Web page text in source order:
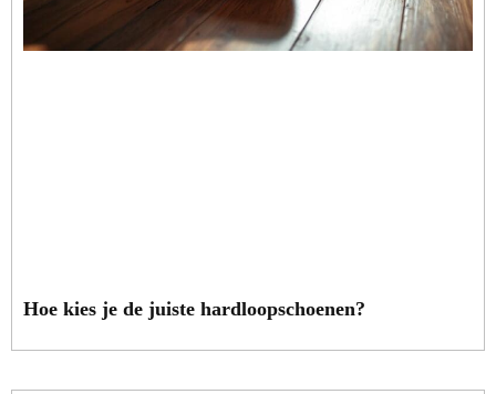
Hoe kies je de juiste hardloopschoenen?